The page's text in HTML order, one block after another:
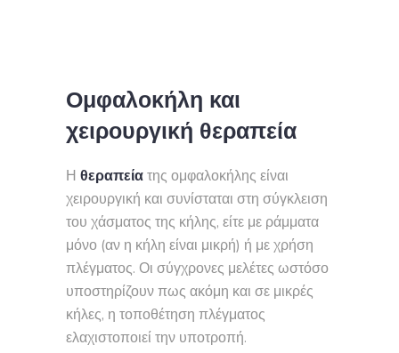
Ομφαλοκήλη και
χειρουργική θεραπεία
Η θεραπείατης ομφαλοκήλης είναι
χειρουργική και συνίσταται στη σύγκλειση
του χάσματος της κήλης, είτε με ράμματα
μόνο (αν η κήλη είναι μικρή) ή με χρήση
πλέγματος. Οι σύγχρονες μελέτες ωστόσο
υποστηρίζουν πως ακόμη και σε μικρές
κήλες, η τοποθέτηση πλέγματος
ελαχιστοποιεί την υποτροπή.